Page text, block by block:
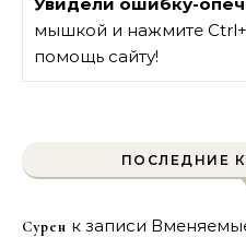
мышкой и нажмите
помощь сайту!
ПОСЛЕДНИЕ
Сурен к записи